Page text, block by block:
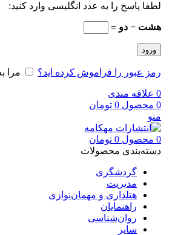
لطفا پاسخ را به عدد انگلیسی وارد کنید:
هشت − دو =
ورود
رمز عبور را فراموش کرده اید؟ مرا
0 علاقه مندی
0 محصول 0 تومان
منو
0 محصول 0 تومان
دسته‌بندی محصولات
گردشگری
مدیریت
هتلداری و مهمان‌نوازی
راهنمایان
روان‌شناسی
سایر